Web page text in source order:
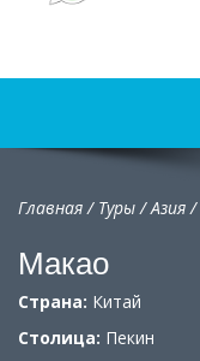
Главная/ Туры/Азия/
Макао
Страна: Китай
Столица: Пекин